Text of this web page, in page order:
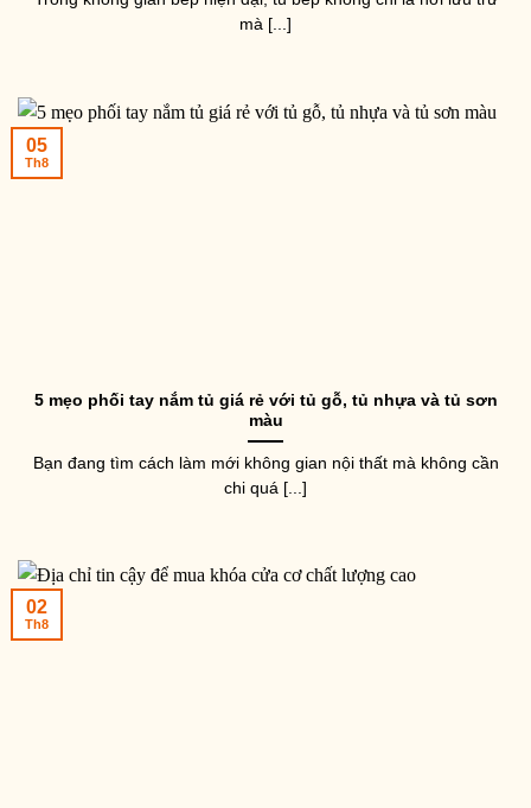
mà [...]
5 mẹo phối tay nắm tủ giá rẻ với tủ gỗ, tủ nhựa và tủ sơn
màu
Bạn đang tìm cách làm mới không gian nội thất mà không cần
chi quá [...]
05
Th8
02
Th8